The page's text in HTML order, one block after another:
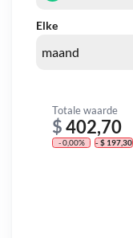
Elke
Totale waarde
$402,70
- 0,00% - $ 197,30